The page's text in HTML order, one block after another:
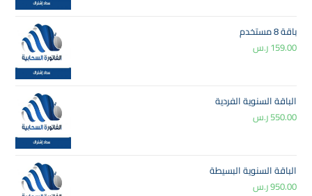
باقة 8 مستخدم
159.00ر.س
الباقة السنوية الفردية
550.00ر.س
الباقة السنوية البسيطة
950.00ر.س